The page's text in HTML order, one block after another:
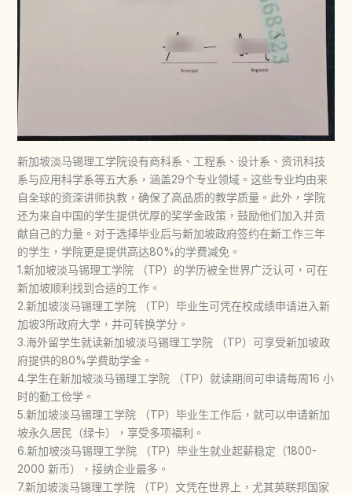
新加坡淡马锡理工学院设有商科系、工程系、设计系、资讯科技
系与应用科学系等五大系，涵盖29个专业领域。这些专业均由来
自全球的资深讲师执教，确保了高品质的教学质量。此外，学院
还为来自中国的学生提供优厚的奖学金政策，鼓励他们加入并贡
献自己的力量。对于选择毕业后与新加坡政府签约在新工作三年
的学生，学院更是提供高达80%的学费减免。
1.新加坡淡马锡理工学院 （TP）的学历被全世界广泛认可，可在
新加坡顺利找到合适的工作。
2.新加坡淡马锡理工学院 （TP）毕业生可凭在校成绩申请进入新
加坡3所政府大学，并可转换学分。
3.海外留学生就读新加坡淡马锡理工学院 （TP）可享受新加坡政
府提供的80%学费助学金。
4.学生在新加坡淡马锡理工学院 （TP）就读期间可申请每周16 小
时的勤工俭学。
5.新加坡淡马锡理工学院 （TP）毕业生工作后，就可以申请新加
坡永久居民（绿卡），享受多项福利。
6.新加坡淡马锡理工学院 （TP）毕业生就业起薪稳定（1800-
2000 新币），接纳企业最多。
7.新加坡淡马锡理工学院 （TP）文凭在世界上，尤其英联邦国家